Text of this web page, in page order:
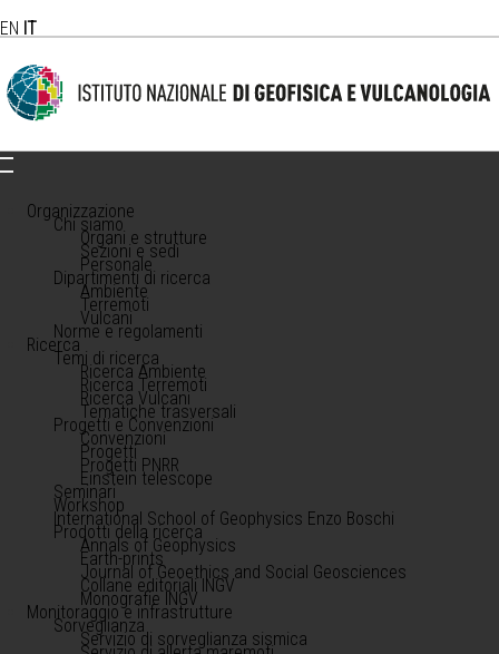
EN IT
Organizzazione
Chi siamo
Organi e strutture
Sezioni e sedi
Personale
Dipartimenti di ricerca
Ambiente
Terremoti
Vulcani
Norme e regolamenti
Ricerca
Temi di ricerca
Ricerca Ambiente
Ricerca Terremoti
Ricerca Vulcani
Tematiche trasversali
Progetti e Convenzioni
Convenzioni
Progetti
Progetti PNRR
Einstein telescope
Seminari
Workshop
International School of Geophysics Enzo Boschi
Prodotti della ricerca
Annals of Geophysics
Earth-prints
Journal of Geoethics and Social Geosciences
Collane editoriali INGV
Monografie INGV
Monitoraggio e infrastrutture
Sorveglianza
Servizio di sorveglianza sismica